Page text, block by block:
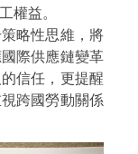
權益。
略性思維，將
際供應鏈變革
信任，更提醒
跨國勞動關係